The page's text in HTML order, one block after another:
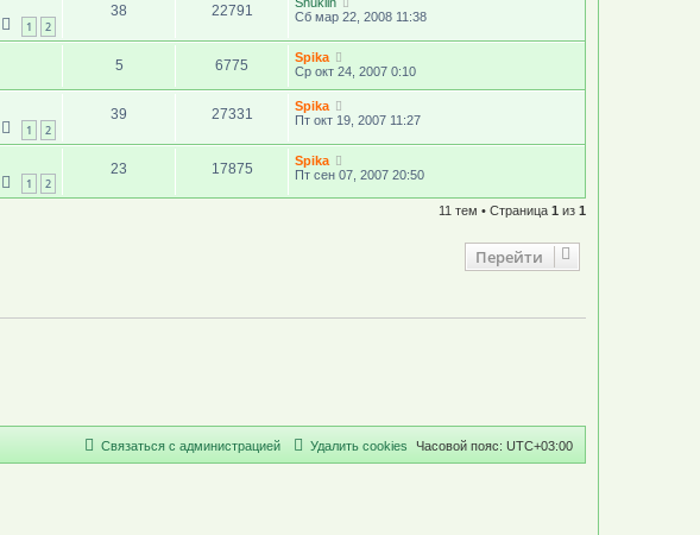
1 2
38 22791
Shuklin
Сб мар 22, 2008 11:38
5 6775
Spika
Ср окт 24, 2007 0:10
1 2
39 27331
Spika
Пт окт 19, 2007 11:27
1 2
23 17875
Spika
Пт сен 07, 2007 20:50
11 тем • Страница 1 из 1
Перейти
Часовой пояс: UTC+03:00
Удалить cookies
Связаться с администрацией